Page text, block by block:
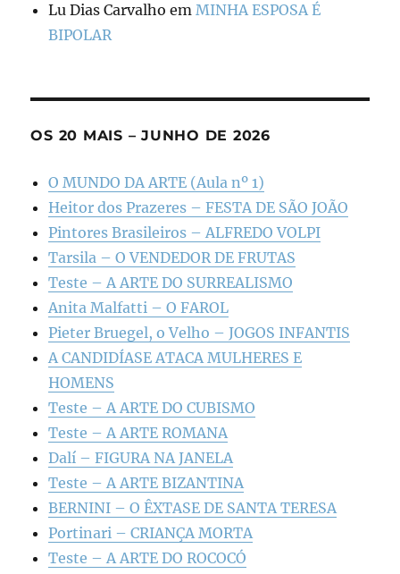
Lu Dias Carvalho emMINHA ESPOSA É
BIPOLAR
OS 20 MAIS – JUNHO DE 2026
O MUNDO DA ARTE (Aula nº 1)
Heitor dos Prazeres – FESTA DE SÃO JOÃO
Pintores Brasileiros – ALFREDO VOLPI
Tarsila – O VENDEDOR DE FRUTAS
Teste – A ARTE DO SURREALISMO
Anita Malfatti – O FAROL
Pieter Bruegel, o Velho – JOGOS INFANTIS
A CANDIDÍASE ATACA MULHERES E
HOMENS
Teste – A ARTE DO CUBISMO
Teste – A ARTE ROMANA
Dalí – FIGURA NA JANELA
Teste – A ARTE BIZANTINA
BERNINI – O ÊXTASE DE SANTA TERESA
Portinari – CRIANÇA MORTA
Teste – A ARTE DO ROCOCÓ